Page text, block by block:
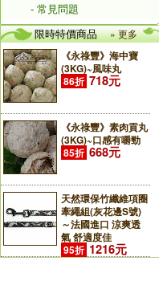
- 常見問題
限時特價商品
» 更多
《永祿豐》海中寶
(3KG)~風味丸
86折 718元
《永祿豐》素肉貢丸
(3KG)~口感有嚼勁
85折 668元
天然環保竹纖維項圈
牽繩組(灰花邊S號)
～法國進口 涼爽透
氣 舒適度佳
95折 1216元